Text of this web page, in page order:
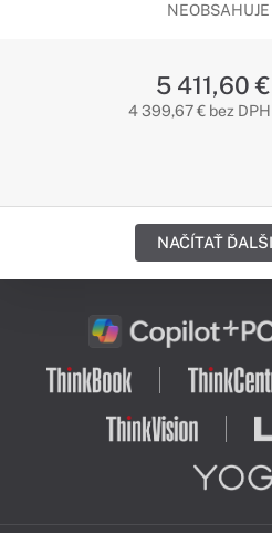
5 411,60 €
4 399,67 € bez DPH
NAČÍTAŤ